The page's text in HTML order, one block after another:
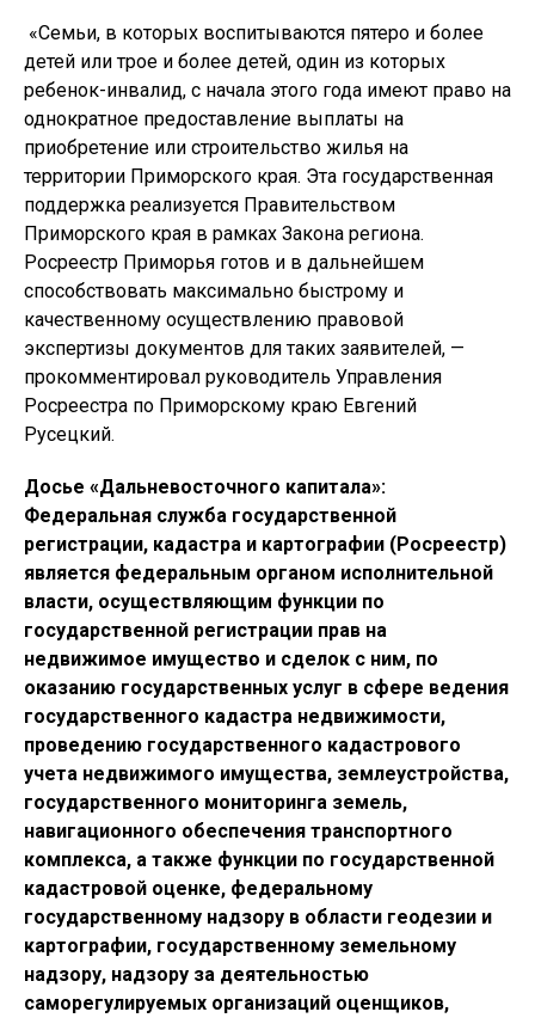
«Семьи, в которых воспитываются пятеро и более
детей или трое и более детей, один из которых
ребенок-инвалид, с начала этого года имеют право на
однократное предоставление выплаты на
приобретение или строительство жилья на
территории Приморского края. Эта государственная
поддержка реализуется Правительством
Приморского края в рамках Закона региона.
Росреестр Приморья готов и в дальнейшем
способствовать максимально быстрому и
качественному осуществлению правовой
экспертизы документов для таких заявителей, —
прокомментировал руководитель Управления
Росреестра по Приморскому краю Евгений
Русецкий.
Досье «Дальневосточного капитала»:
Федеральная служба государственной
регистрации, кадастра и картографии (Росреестр)
является федеральным органом исполнительной
власти, осуществляющим функции по
государственной регистрации прав на
недвижимое имущество и сделок с ним, по
оказанию государственных услуг в сфере ведения
государственного кадастра недвижимости,
проведению государственного кадастрового
учета недвижимого имущества, землеустройства,
государственного мониторинга земель,
навигационного обеспечения транспортного
комплекса, а также функции по государственной
кадастровой оценке, федеральному
государственному надзору в области геодезии и
картографии, государственному земельному
надзору, надзору за деятельностью
саморегулируемых организаций оценщиков,